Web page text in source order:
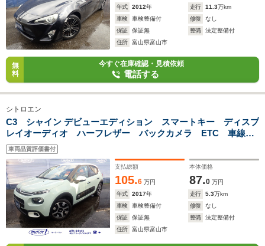
年式
2012年 走行 11.3万km
車検
車検整備付 修復
なし
保証
保証無 整備
法定整備付
住所
富山県富山市
無
料
今すぐ在庫確認・見積依頼
電話する
シトロエン
C3 シャイン デビューエディション スマートキー ディスプ
レイオーディオ ハーフレザー バックカメラ ETC 車線逸
脱防止システム パーキングソナー 横滑り防止装置 フロ
ントフォグライト Bluetooth
車両品質評価書付
支払総額
105.6 万円
本体価格
87.0 万円
年式
2017年 走行 5.3万km
車検
車検整備付 修復
なし
保証
保証無 整備
法定整備付
住所
富山県富山市